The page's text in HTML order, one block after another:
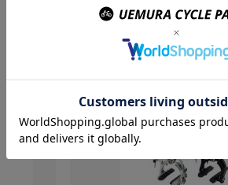
この商品を購入の
はこんな商品を買